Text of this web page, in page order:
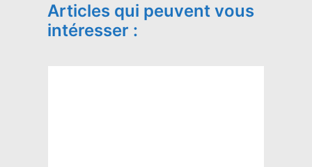
Articles qui peuvent vous
intéresser :